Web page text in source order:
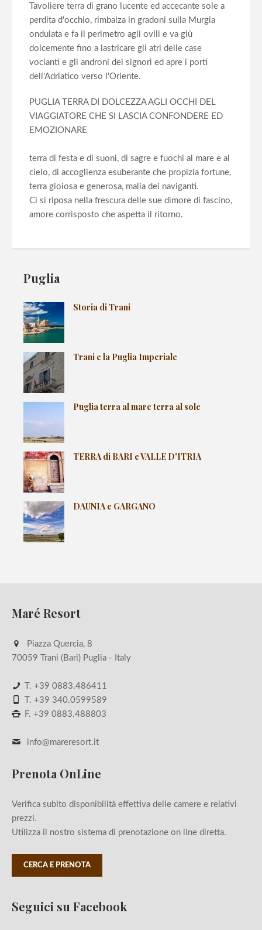
Tavoliere terra di grano lucente ed accecante sole a
perdita d'occhio, rimbalza in gradoni sulla Murgia
ondulata e fa il perimetro agli ovili e va giù
dolcemente fino a lastricare gli atri delle case
vocianti e gli androni dei signori ed apre i porti
dell'Adriatico verso l'Oriente.
PUGLIA TERRA DI DOLCEZZA AGLI OCCHI DEL
VIAGGIATORE CHE SI LASCIA CONFONDERE ED
EMOZIONARE
terra di festa e di suoni, di sagre e fuochi al mare e al
cielo, di accoglienza esuberante che propizia fortune,
terra gioiosa e generosa, malia dei naviganti.
Ci si riposa nella frescura delle sue dimore di fascino,
amore corrisposto che aspetta il ritorno.
Puglia
Storia di Trani
Trani e la Puglia Imperiale
Puglia terra al mare terra al sole
TERRA di BARI e VALLE D'ITRIA
DAUNIA e GARGANO
Maré Resort
Piazza Quercia, 8
70059 Trani (Bari) Puglia - Italy
T. +39 0883.486411
T. +39 340.0599589
F. +39 0883.488803
info@mareresort.it
Prenota OnLine
Verifica subito disponibilità effettiva delle camere e relativi
prezzi.
Utilizza il nostro sistema di prenotazione on line diretta.
CERCA E PRENOTA
Seguici su Facebook